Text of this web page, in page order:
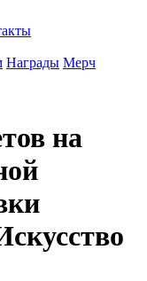
Награды Мерч
на